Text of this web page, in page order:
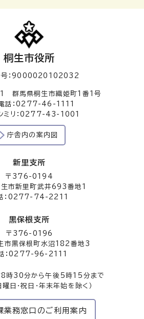
桐生市役所
号：9000020102032
群馬県桐生市織姫町1番1号
話：0277-46-1111
ミリ：0277-43-1001
庁舎内の案内図
新里支所
〒376-0194
市新里町武井693番地1
：0277-74-2211
黒保根支所
〒376-0196
市黒保根町水沼182番地3
：0277-96-2111
8時30分から午後5時15分まで
曜日・祝日・年末年始を除く）
業務窓口のご利用案内